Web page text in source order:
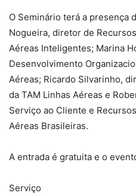
O Seminário terá a presença
Nogueira, diretor de
Aéreas Inteligentes; Marina
Desenvolvimento
Aéreas; Ricardo Silvarinho,
da TAM Linhas Aéreas e
Serviço ao Cliente e
Aéreas Brasileiras.
A entrada é gratuita e o
Serviço